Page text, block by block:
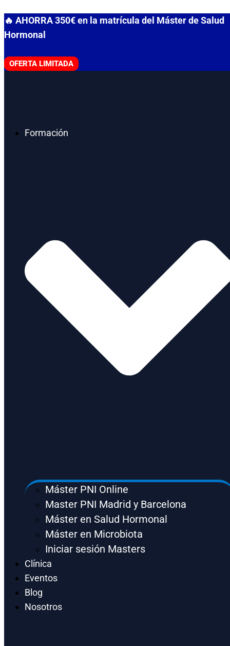
al
contenido
🔥 AHORRA 350€ en la matrícula del Máster de Salud
Hormonal
OFERTA LIMITADA
Formación
Máster PNI Online
Master PNI Madrid y Barcelona
Máster en Salud Hormonal
Máster en Microbiota
Iniciar sesión Masters
Clínica
Eventos
Blog
Nosotros